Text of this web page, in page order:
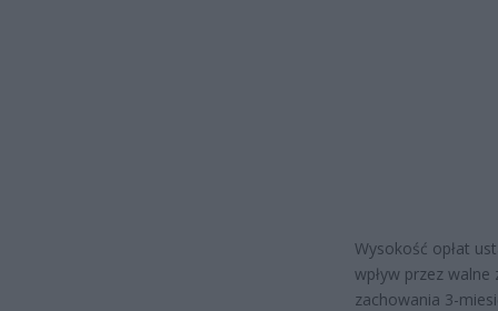
Wysokość opłat
wpływ przez
zachowania 3-